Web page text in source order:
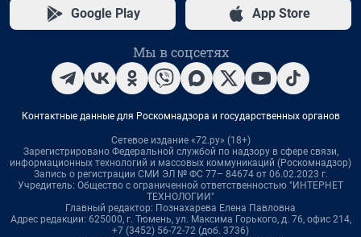
Google Play App Store
Мы в соцсетях
Контактные данные для Роскомнадзора и государственных органов
Сетевое издание «72.ру» (18+)
Зарегистрировано Федеральной службой по надзору в сфере связи,
информационных технологий и массовых коммуникаций (Роскомнадзор)
Запись о регистрации СМИ ЭЛ № ФС 77– 84674 от 06.02.2023 г.
Учредитель: Общество с ограниченной ответственностью "ИНТЕРНЕТ
ТЕХНОЛОГИИ"
Главный редактор: Познахарева Елена Павловна
Адрес редакции: 625000, г. Тюмень, ул. Максима Горького, д. 76, офис 214,
+7 (3452) 56-72-72 (доб. 3736)